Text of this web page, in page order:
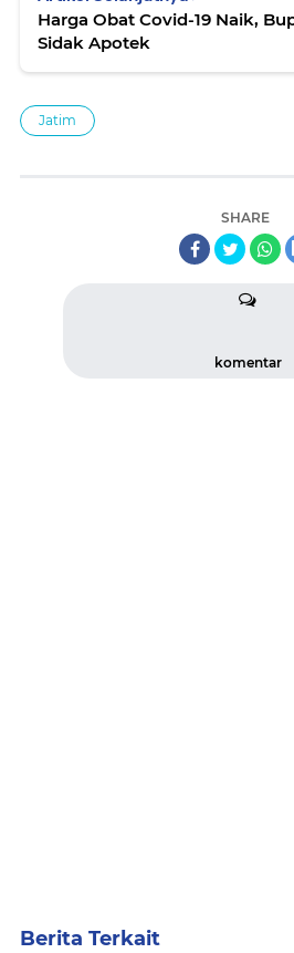
Harga Obat Covid-19 Naik,
Sidak Apotek
Jatim
SHARE
komentar
Berita Terkait